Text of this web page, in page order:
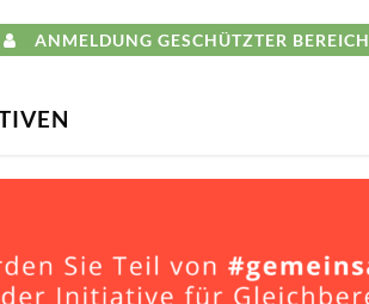
ANMELDUNG GESCHÜTZTER BEREICH